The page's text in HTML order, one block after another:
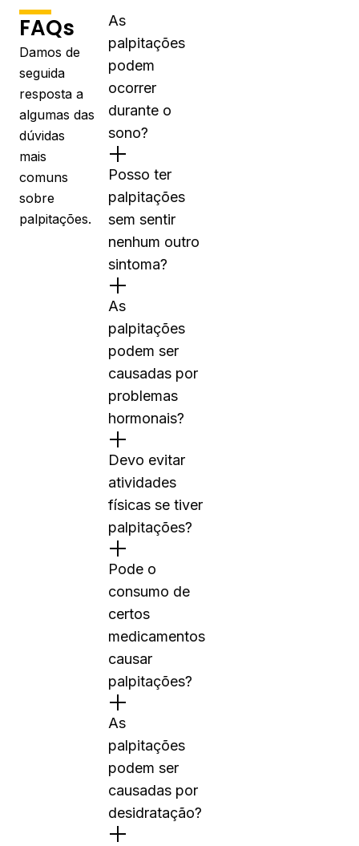
FAQs
Damos de
seguida
resposta a
algumas das
dúvidas
mais
comuns
sobre
palpitações.
As
palpitações
podem
ocorrer
durante o
sono?
Posso ter
palpitações
sem sentir
nenhum outro
sintoma?
As
palpitações
podem ser
causadas por
problemas
hormonais?
Devo evitar
atividades
físicas se tiver
palpitações?
Pode o
consumo de
certos
medicamentos
causar
palpitações?
As
palpitações
podem ser
causadas por
desidratação?